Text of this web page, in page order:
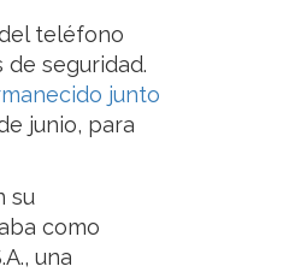
teléfono
seguridad.
junto
junio, para
su
como
una